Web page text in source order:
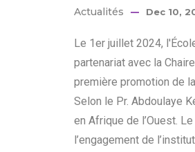
Actualités Dec 10,
Le 1er juillet 2024,
partenariat avec la
première promotion de
Selon le Pr. Abdoulaye
en Afrique de l’Ouest.
l’engagement de